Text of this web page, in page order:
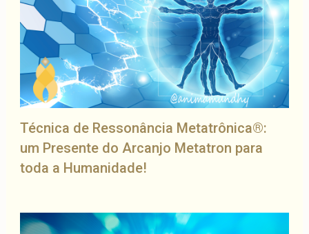
Técnica de Ressonância Metatrônica®:
um Presente do Arcanjo Metatron para
toda a Humanidade!